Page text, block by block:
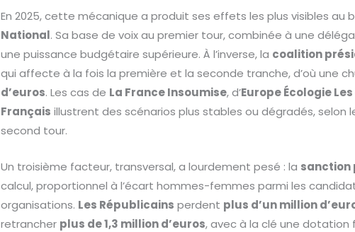
En 2025, cette mécanique a produit ses effets les plus visibles au
National. Sa base de voix au premier tour, combinée à une
une puissance budgétaire supérieure. À l’inverse, la coalition
qui affecte à la fois la première et la seconde tranche, d’où une
d’euros. Les cas de La France Insoumise, d’Europe Écologie
Français illustrent des scénarios plus stables ou dégradés,
second tour.
Un troisième facteur, transversal, a lourdement pesé : la sanction
calcul, proportionnel à l’écart hommes-femmes parmi les
organisations. Les Républicains perdent plus d’un million
retrancher plus de 1,3 million d’euros, avec à la clé une dotation